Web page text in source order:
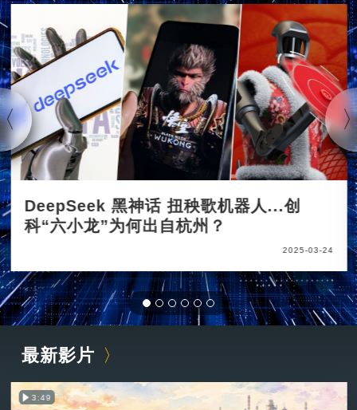
DeepSeek 黑神话 扭秧歌机器人...创
科“六小龙”为何出自杭州？
2025-03-24
最新影片
3:49